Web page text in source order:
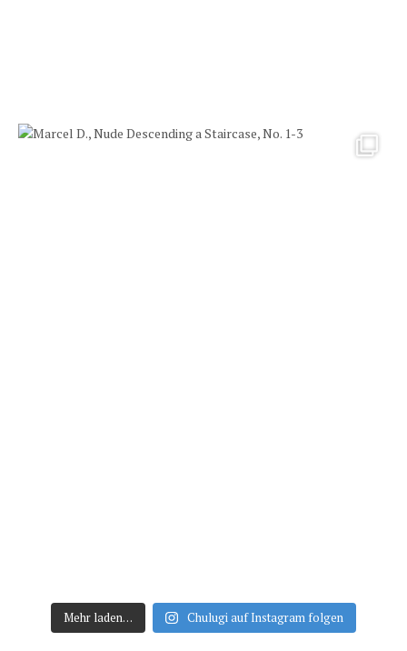
Mehr laden… Chulugi auf Instagram folgen